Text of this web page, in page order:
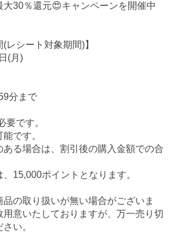
大30％還元😍キャンペーンを開催中
(レシート対象期間)】
(月)
分まで
です。
です。
る場合は、割引後の購入金額での合
15,000ポイントとなります。
の取り扱いが無い場合がございま
意いたしておりますが、万一売り切
い。